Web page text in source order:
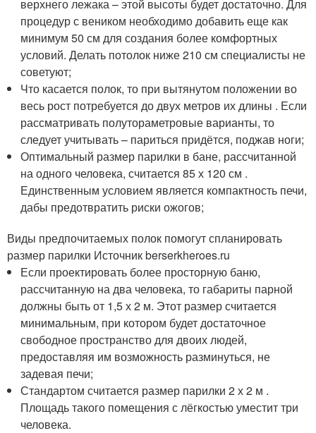
верхнего лежака – этой высоты будет достаточно. Для
процедур с веником необходимо добавить еще как
минимум 50 см для создания более комфортных
условий. Делать потолок ниже 210 см специалисты не
советуют;
Что касается полок, то при вытянутом положении во
весь рост потребуется до двух метров их длины . Если
рассматривать полутораметровые варианты, то
следует учитывать – париться придётся, поджав ноги;
Оптимальный размер парилки в бане, рассчитанной
на одного человека, считается 85 х 120 см .
Единственным условием является компактность печи,
дабы предотвратить риски ожогов;
Виды предпочитаемых полок помогут спланировать
размер парилки Источник berserkheroes.ru
Если проектировать более просторную баню,
рассчитанную на два человека, то габариты парной
должны быть от 1,5 х 2 м. Этот размер считается
минимальным, при котором будет достаточное
свободное пространство для двоих людей,
предоставляя им возможность разминуться, не
задевая печи;
Стандартом считается размер парилки 2 х 2 м .
Площадь такого помещения с лёгкостью уместит три
человека.